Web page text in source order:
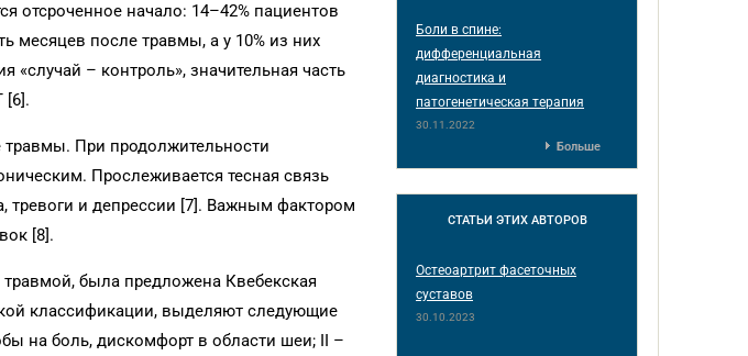
отсроченное начало: 14–42% пациентов
месяцев после травмы, а у 10% из них
«случай – контроль», значительная часть
[6].
травмы. При продолжительности
Прослеживается тесная связь
тревоги и депрессии [7]. Важным фактором
[8].
была предложена Квебекская
классификации, выделяют следующие
на боль, дискомфорт в области шеи; II –
Боли в спине:
дифференциальная
диагностика и
патогенетическая терапия
30.11.2022
Больше
СТАТЬИ ЭТИХ АВТОРОВ
Остеоартрит фасеточных
суставов
30.10.2023